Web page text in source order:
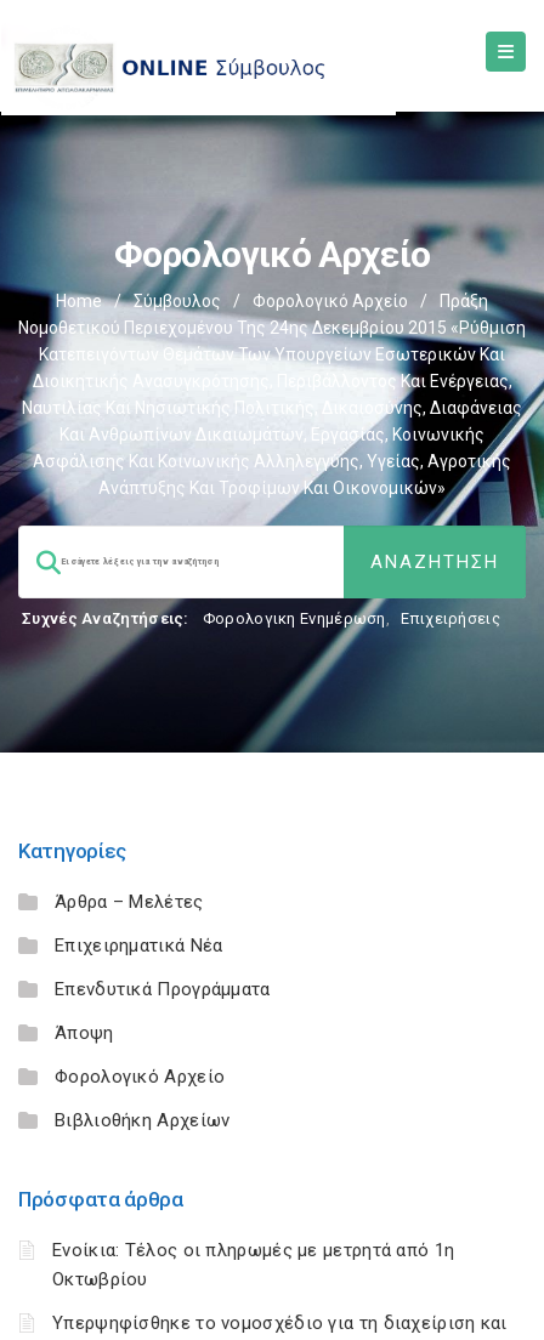
Φορολογικό Αρχείο
Home / Σύμβουλος / Φορολογικό Αρχείο /
Πράξη
Νομοθετικού Περιεχομένου Της 24ης Δεκεμβρίου 2015 «Ρύθμιση
Κατεπειγόντων Θεμάτων Των Υπουργείων Εσωτερικών Και
Διοικητικής Ανασυγκρότησης, Περιβάλλοντος Και Ενέργειας,
Ναυτιλίας Και Νησιωτικής Πολιτικής, Δικαιοσύνης, Διαφάνειας
Και Ανθρωπίνων Δικαιωμάτων, Εργασίας, Κοινωνικής
Ασφάλισης Και Κοινωνικής Αλληλεγγύης, Υγείας, Αγροτικής
Ανάπτυξης Και Τροφίμων Και Οικονομικών»
Συχνές Αναζητήσεις: Φορολογικη Ενημέρωση, Επιχειρήσεις
Κατηγορίες
Άρθρα – Μελέτες
Επιχειρηματικά Νέα
Επενδυτικά Προγράμματα
Άποψη
Φορολογικό Αρχείο
Βιβλιοθήκη Αρχείων
Πρόσφατα άρθρα
Ενοίκια: Τέλος οι πληρωμές με μετρητά από 1η
Οκτωβρίου
Υπερψηφίσθηκε το νομοσχέδιο για τη διαχείριση και